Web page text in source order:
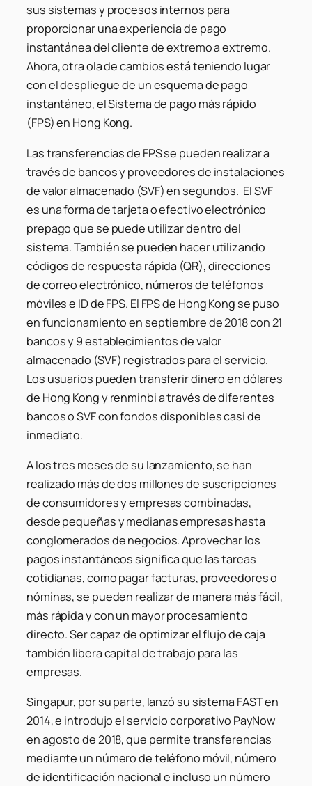
sus sistemas y procesos internos para
proporcionar una experiencia de pago
instantánea del cliente de extremo a extremo.
Ahora, otra ola de cambios está teniendo lugar
con el despliegue de un esquema de pago
instantáneo, el Sistema de pago más rápido
(FPS) en Hong Kong.
Las transferencias de FPS se pueden realizar a
través de bancos y proveedores de instalaciones
de valor almacenado (SVF) en segundos. El SVF
es una forma de tarjeta o efectivo electrónico
prepago que se puede utilizar dentro del
sistema. También se pueden hacer utilizando
códigos de respuesta rápida (QR), direcciones
de correo electrónico, números de teléfonos
móviles e ID de FPS. El FPS de Hong Kong se puso
en funcionamiento en septiembre de 2018 con 21
bancos y 9 establecimientos de valor
almacenado (SVF) registrados para el servicio.
Los usuarios pueden transferir dinero en dólares
de Hong Kong y renminbi a través de diferentes
bancos o SVF con fondos disponibles casi de
inmediato.
A los tres meses de su lanzamiento, se han
realizado más de dos millones de suscripciones
de consumidores y empresas combinadas,
desde pequeñas y medianas empresas hasta
conglomerados de negocios. Aprovechar los
pagos instantáneos significa que las tareas
cotidianas, como pagar facturas, proveedores o
nóminas, se pueden realizar de manera más fácil,
más rápida y con un mayor procesamiento
directo. Ser capaz de optimizar el flujo de caja
también libera capital de trabajo para las
empresas.
Singapur, por su parte, lanzó su sistema FAST en
2014, e introdujo el servicio corporativo PayNow
en agosto de 2018, que permite transferencias
mediante un número de teléfono móvil, número
de identificación nacional e incluso un número